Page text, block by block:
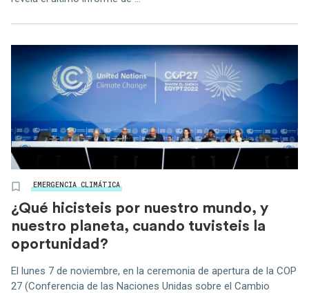
EMERGENCIA CLIMÁTICA
¿Qué hicisteis por nuestro mundo, y
nuestro planeta, cuando tuvisteis la
oportunidad?
El lunes 7 de noviembre, en la ceremonia de apertura de la COP
27 (Conferencia de las Naciones Unidas sobre el Cambio